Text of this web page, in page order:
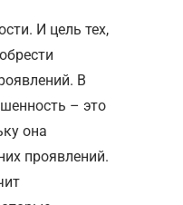
И цель тех,
В
– это
она
проявлений.